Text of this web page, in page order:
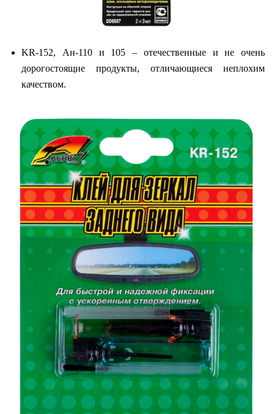
KR-152, Ан-110 и 105 – отечественные и не очень
дорогостоящие продукты, отличающиеся неплохим
качеством.